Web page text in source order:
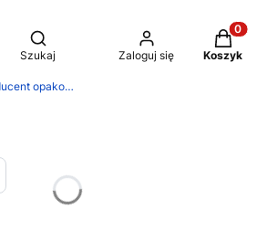
Otwórz wyszukiwarkę
Szukaj Zaloguj się Koszyk
tekturowych